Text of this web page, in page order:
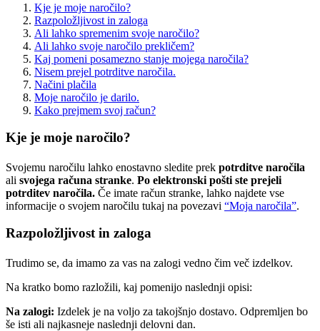
Kje je moje naročilo?
Razpoložljivost in zaloga
Ali lahko spremenim svoje naročilo?
Ali lahko svoje naročilo prekličem?
Kaj pomeni posamezno stanje mojega naročila?
Nisem prejel potrditve naročila.
Načini plačila
Moje naročilo je darilo.
Kako prejmem svoj račun?
Kje je moje naročilo?
Svojemu naročilu lahko enostavno sledite prek potrditve naročila
ali svojega računa stranke. Po elektronski pošti ste prejeli
potrditev naročila. Če imate račun stranke, lahko najdete vse
informacije o svojem naročilu tukaj na povezavi “Moja naročila”.
Razpoložljivost in zaloga
Trudimo se, da imamo za vas na zalogi vedno čim več izdelkov.
Na kratko bomo razložili, kaj pomenijo naslednji opisi:
Na zalogi: Izdelek je na voljo za takojšnjo dostavo. Odpremljen bo
še isti ali najkasneje naslednji delovni dan.